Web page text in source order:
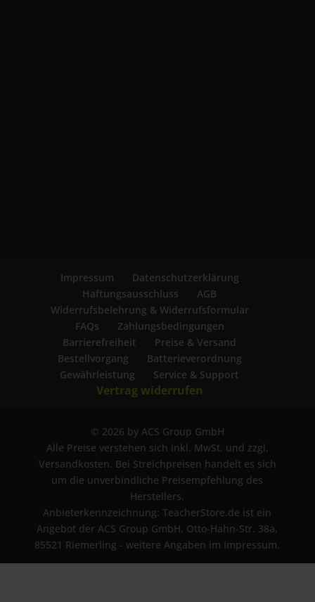
Impressum
Datenschutzerklärung
Haftungsausschluss
AGB
Widerrufsbelehrung & Widerrufsformular
FAQs
Zahlungsbedingungen
Barrierefreiheit
Preise & Versand
Bestellvorgang
Batterieverordnung
Gewährleistung
Service & Support
Vertrag widerrufen
© 2026 by ACS Group GmbH
Alle Preise verstehen sich inkl. MwSt. und zzgl.
Versandkosten. Bei Streichpreisen handelt es sich
um die unverbindliche Preisempfehlung des
Herstellers.
Anbieterkennzeichnung: TeacherStore.de ist ein
Angebot der ACS Group GmbH, Otto-Hahn-Str. 38a,
85521 Riemerling - weitere Angaben im Impressum.